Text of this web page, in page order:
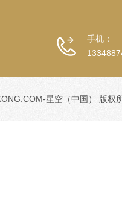
手机：
星空（中国） 版权